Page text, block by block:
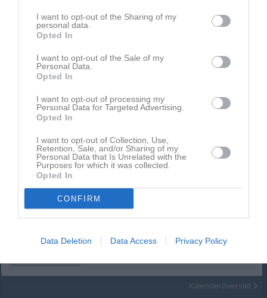
I want to opt-out of the Sharing of my
personal data.
Opted In
I want to opt-out of the Sale of my
Personal Data.
Opted In
I want to opt-out of processing my
Personal Data for Targeted Advertising.
Opted In
I want to opt-out of Collection, Use,
Retention, Sale, and/or Sharing of my
Personal Data that Is Unrelated with the
Purposes for which it was collected.
Opted In
CONFIRM
Data Deletion Data Access Privacy Policy
Skåneserien 1 Knislinge
15 mar
Senior- och ungdom
Knislinge Judo Open
1 okt, 08:00
Startgruppen
Skåneserie 2
På gång Kalender
Fortsättningsgruppen Brännboll och grill
Fortsättningsgruppen Träning 24 aug, 17:30
Kalenderöversikt